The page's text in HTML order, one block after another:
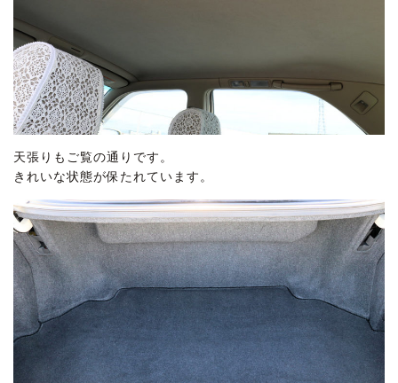
天張りもご覧の通りです。
きれいな状態が保たれています。